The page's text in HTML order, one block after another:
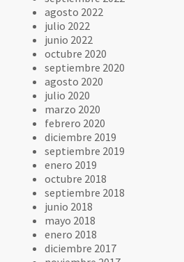
agosto 2022
julio 2022
junio 2022
octubre 2020
septiembre 2020
agosto 2020
julio 2020
marzo 2020
febrero 2020
diciembre 2019
septiembre 2019
enero 2019
octubre 2018
septiembre 2018
junio 2018
mayo 2018
enero 2018
diciembre 2017